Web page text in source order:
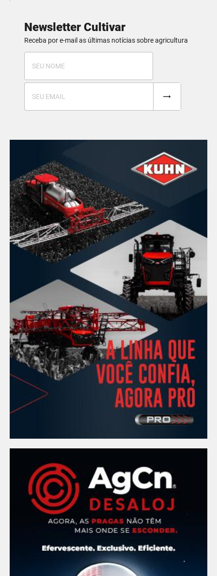
Newsletter Cultivar
Receba por e-mail as últimas notícias sobre agricultura